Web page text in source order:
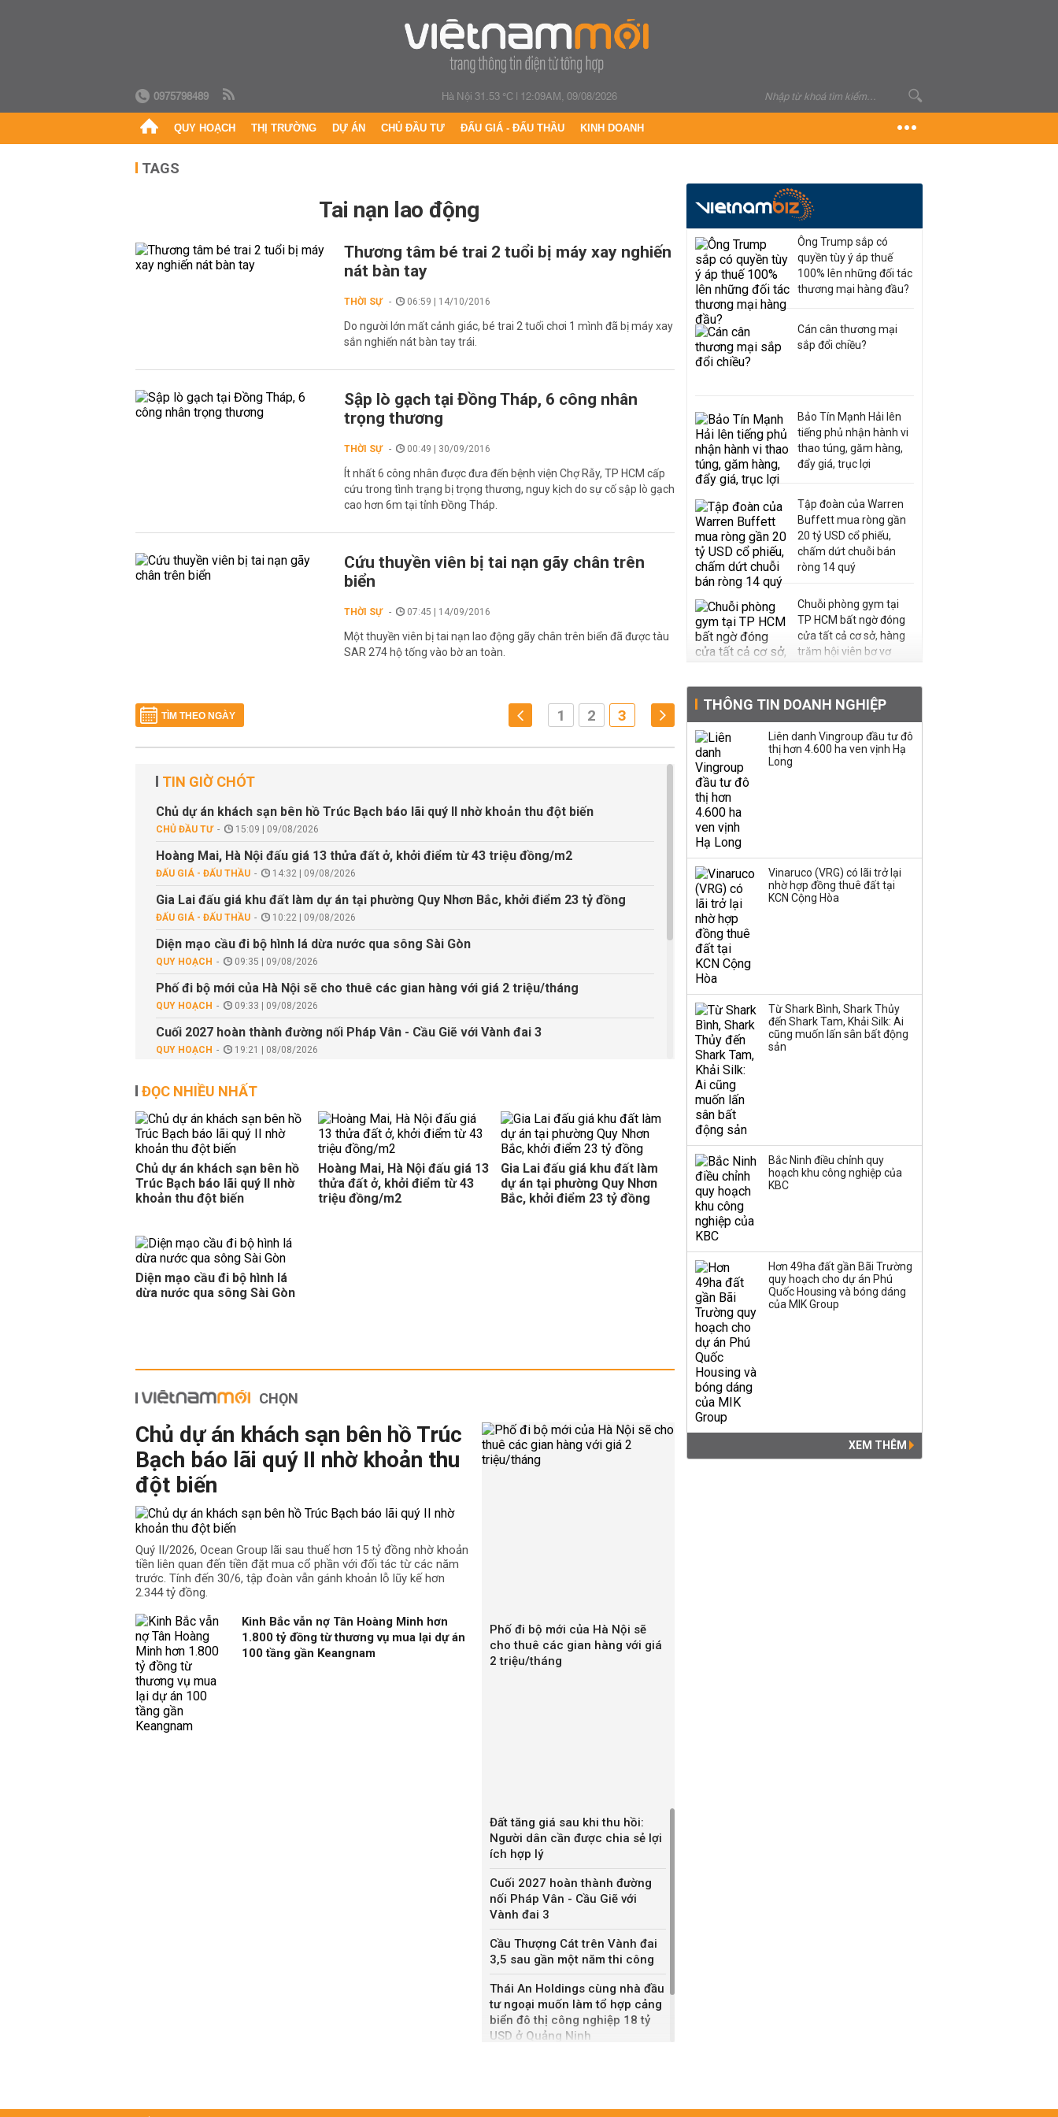
0975798489 Hà Nội 31.53 °C| 12:09AM, 09/08/2026
QUY HOẠCH THỊ TRƯỜNG DỰ ÁN CHỦ ĐẦU TƯ ĐẤU GIÁ - ĐẤU THẦU KINH DOANH
TAGS
Tai nạn lao động
Thương tâm bé trai 2 tuổi bị máy xay nghiến
nát bàn tay
THỜI SỰ 06:59 | 14/10/2016
Do người lớn mất cảnh giác, bé trai 2 tuổi chơi 1 mình đã bị máy xay
sắn nghiến nát bàn tay trái.
Sập lò gạch tại Đồng Tháp, 6 công nhân
trọng thương
THỜI SỰ 00:49 | 30/09/2016
Ít nhất 6 công nhân được đưa đến bệnh viện Chợ Rẫy, TP HCM cấp
cứu trong tình trạng bị trọng thương, nguy kịch do sự cố sập lò gạch
cao hơn 6m tại tỉnh Đồng Tháp.
Cứu thuyền viên bị tai nạn gãy chân trên
biển
THỜI SỰ 07:45 | 14/09/2016
Một thuyền viên bị tai nạn lao động gãy chân trên biển đã được tàu
SAR 274 hộ tống vào bờ an toàn.
TÌM THEO NGÀY 1 2 3
TIN GIỜ CHÓT
Chủ dự án khách sạn bên hồ Trúc Bạch báo lãi quý II nhờ khoản thu đột biến
CHỦ ĐẦU TƯ 15:09 | 09/08/2026
Hoàng Mai, Hà Nội đấu giá 13 thửa đất ở, khởi điểm từ 43 triệu đồng/m2
ĐẤU GIÁ - ĐẤU THẦU 14:32 | 09/08/2026
Gia Lai đấu giá khu đất làm dự án tại phường Quy Nhơn Bắc, khởi điểm 23 tỷ đồng
ĐẤU GIÁ - ĐẤU THẦU 10:22 | 09/08/2026
Diện mạo cầu đi bộ hình lá dừa nước qua sông Sài Gòn
QUY HOẠCH 09:35 | 09/08/2026
Phố đi bộ mới của Hà Nội sẽ cho thuê các gian hàng với giá 2 triệu/tháng
QUY HOẠCH 09:33 | 09/08/2026
Cuối 2027 hoàn thành đường nối Pháp Vân - Cầu Giẽ với Vành đai 3
QUY HOẠCH 19:21 | 08/08/2026
DỰ ÁN 19:20 | 08/08/2026
Hà Nội đấu giá 6 thửa đất ở tại xã Tiến Thắng, khởi điểm 7 triệu đồng/m2
ĐẤU GIÁ - ĐẤU THẦU 15:12 | 08/08/2026
Hà Nội xem xét gia hạn thủ tục 6 dự án lớn
DỰ ÁN 13:22 | 08/08/2026
Phú Thọ đấu giá 30 thửa đất tại xã Tam Dương Bắc, khởi điểm 2,3 triệu đồng/m2
ĐỌC NHIỀU NHẤT
Chủ dự án khách sạn bên hồ
Trúc Bạch báo lãi quý II nhờ
khoản thu đột biến
Hoàng Mai, Hà Nội đấu giá 13
thửa đất ở, khởi điểm từ 43
triệu đồng/m2
Gia Lai đấu giá khu đất làm
dự án tại phường Quy Nhơn
Bắc, khởi điểm 23 tỷ đồng
Diện mạo cầu đi bộ hình lá
dừa nước qua sông Sài Gòn
CHỌN
Chủ dự án khách sạn bên hồ Trúc
Bạch báo lãi quý II nhờ khoản thu
đột biến
Quý II/2026, Ocean Group lãi sau thuế hơn 15 tỷ đồng nhờ khoản
tiền liên quan đến tiền đặt mua cổ phần với đối tác từ các năm
trước. Tính đến 30/6, tập đoàn vẫn gánh khoản lỗ lũy kế hơn
2.344 tỷ đồng.
Kinh Bắc vẫn nợ Tân Hoàng Minh hơn
1.800 tỷ đồng từ thương vụ mua lại dự án
100 tầng gần Keangnam
Phố đi bộ mới của Hà Nội sẽ
cho thuê các gian hàng với giá
2 triệu/tháng
Đất tăng giá sau khi thu hồi:
Người dân cần được chia sẻ lợi
ích hợp lý
Cuối 2027 hoàn thành đường
nối Pháp Vân - Cầu Giẽ với
Vành đai 3
Cầu Thượng Cát trên Vành đai
3,5 sau gần một năm thi công
Thái An Holdings cùng nhà đầu
tư ngoại muốn làm tổ hợp cảng
biển đô thị công nghiệp 18 tỷ
USD ở Quảng Ninh
Ông Trump sắp có
quyền tùy ý áp thuế
100% lên những đối tác
thương mại hàng đầu?
Cán cân thương mại
sắp đổi chiều?
Bảo Tín Mạnh Hải lên
tiếng phủ nhận hành vi
thao túng, găm hàng,
đẩy giá, trục lợi
Tập đoàn của Warren
Buffett mua ròng gần
20 tỷ USD cổ phiếu,
chấm dứt chuỗi bán
ròng 14 quý
Chuỗi phòng gym tại
TP HCM bất ngờ đóng
cửa tất cả cơ sở, hàng
trăm hội viên bơ vơ
tiếng đứng sau tiệm
vàng Mi Hồng: Từ phụ
xe, sửa đồ điện tử cũ
đến gây dựng thương
Mi Hồng lên tiếng sau
bất thường liên quan
đến vấn đề nộp thuế
THÔNG TIN DOANH NGHIỆP
Liên danh Vingroup đầu tư đô
thị hơn 4.600 ha ven vịnh Hạ
Long
Vinaruco (VRG) có lãi trở lại
nhờ hợp đồng thuê đất tại
KCN Cộng Hòa
Từ Shark Bình, Shark Thủy
đến Shark Tam, Khải Silk: Ai
cũng muốn lấn sân bất động
sản
Bắc Ninh điều chỉnh quy
hoạch khu công nghiệp của
KBC
Hơn 49ha đất gần Bãi Trường
quy hoạch cho dự án Phú
Quốc Housing và bóng dáng
của MIK Group
XEM THÊM